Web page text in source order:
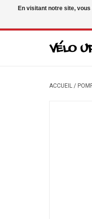
ACCUEIL /
En visitant notre site,